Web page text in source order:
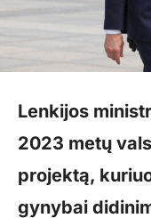
Lenkijos
2023 metų
projektą,
gynybai